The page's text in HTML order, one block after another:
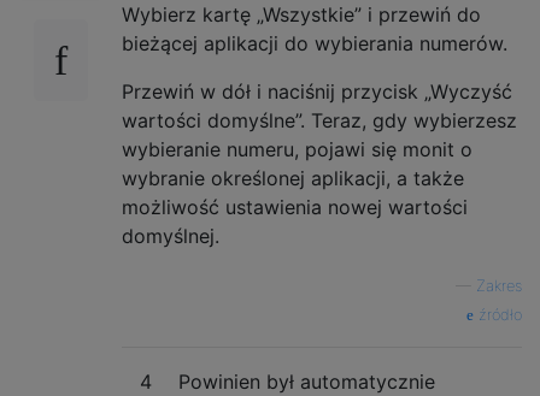
Wybierz kartę „Wszystkie” i przewiń do
bieżącej aplikacji do wybierania numerów.
Przewiń w dół i naciśnij przycisk „Wyczyść
wartości domyślne”. Teraz, gdy wybierzesz
wybieranie numeru, pojawi się monit o
wybranie określonej aplikacji, a także
możliwość ustawienia nowej wartości
domyślnej.
Zakres
źródło
4
Powinien był automatycznie